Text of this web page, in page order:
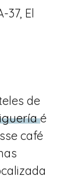
37, El
de
é
café